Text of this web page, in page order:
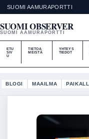
SUOMI AAMURAPORTTI
SUOMI OBSERVER
SUOMI AAMURAPORTTI
ETU
SIV
U
TIETOA
MEISTÄ
YHTEYS
TIEDOT
BLOGI MAAILMA